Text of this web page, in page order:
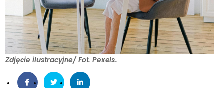
Zdjęcie ilustracyjne/ Fot. Pexels.